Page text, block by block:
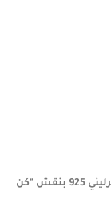
قلادة مربعة من الفضة الإسترليني 925 بنقش "كن